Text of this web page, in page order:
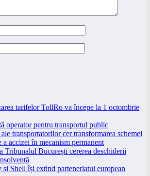
tarifelor TollRo va începe la 1 octombrie
operator pentru transportul public
transportatorilor cer transformarea schemei
a accizei în mecanism permanent
Tribunalul București cererea deschiderii
Shell își extind parteneriatul european